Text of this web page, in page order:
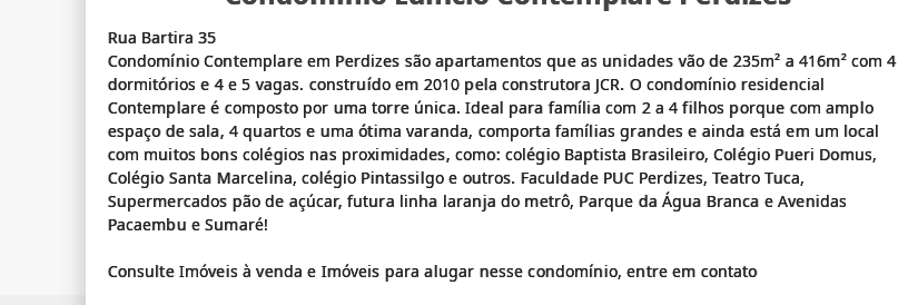
Rua Bartira 35
Condomínio Contemplare em Perdizes são apartamentos que as unidades vão de 235m² a 416m² com 4
dormitórios e 4 e 5 vagas. construído em 2010 pela construtora JCR. O condomínio residencial
Contemplare é composto por uma torre única. Ideal para família com 2 a 4 filhos porque com amplo
espaço de sala, 4 quartos e uma ótima varanda, comporta famílias grandes e ainda está em um local
com muitos bons colégios nas proximidades, como: colégio Baptista Brasileiro, Colégio Pueri Domus,
Colégio Santa Marcelina, colégio Pintassilgo e outros. Faculdade PUC Perdizes, Teatro Tuca,
Supermercados pão de açúcar, futura linha laranja do metrô, Parque da Água Branca e Avenidas
Pacaembu e Sumaré!
Consulte Imóveis à venda e Imóveis para alugar nesse condomínio, entre em contato